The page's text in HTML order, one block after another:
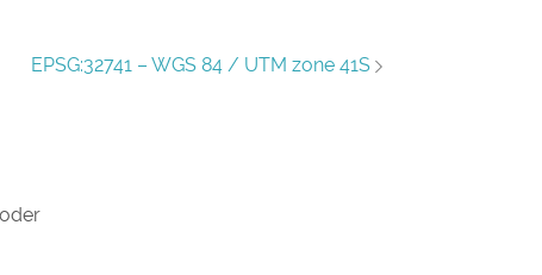
EPSG:32741 – WGS 84 / UTM zone 41S